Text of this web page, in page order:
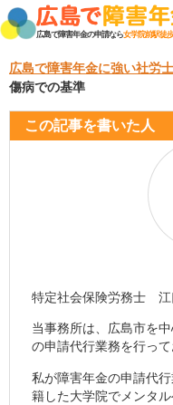
広島で障害年金の申請なら女学院前駅徒
広島で障害年金に強い社労士
傷病での基準
この記事を書いた人
特定社会保険労務士 江
当事務所は、広島市を
の申請代行業務を行って
私が障害年金の申請代
籍した大学院でメンタ